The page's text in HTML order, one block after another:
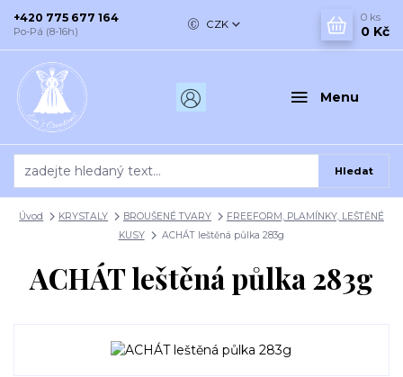
Menu
CZK
Hledat
+420 775 677 164
Po-Pá (8-16h)
0 ks
0 Kč
Úvod KRYSTALY BROUŠENÉ TVARY
FREEFORM, PLAMÍNKY, LEŠTĚNÉ
KUSY
ACHÁT leštěná půlka 283g
ACHÁT leštěná půlka 283g